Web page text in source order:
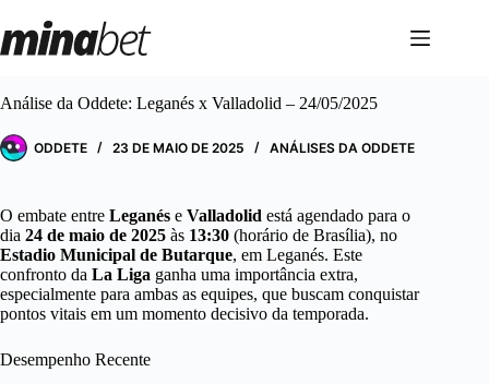
para
o
Análise da Oddete: Leganés x Valladolid – 24/05/2025
ODDETE 23 DE MAIO DE 2025 ANÁLISES DA ODDETE
O embate entre Leganés e Valladolid está agendado para o
dia 24 de maio de 2025 às 13:30 (horário de Brasília), no
Estadio Municipal de Butarque, em Leganés. Este
confronto da La Liga ganha uma importância extra,
especialmente para ambas as equipes, que buscam conquistar
pontos vitais em um momento decisivo da temporada.
Desempenho Recente